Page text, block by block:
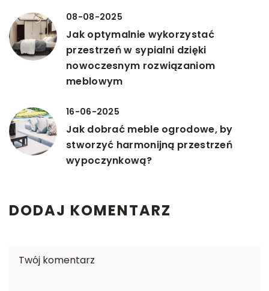
08-08-2025
Jak optymalnie wykorzystać
przestrzeń w sypialni dzięki
nowoczesnym rozwiązaniom
meblowym
16-06-2025
Jak dobrać meble ogrodowe, by
stworzyć harmonijną przestrzeń
wypoczynkową?
DODAJ KOMENTARZ